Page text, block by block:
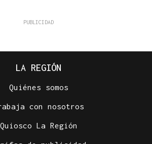
LA REGIÓN
Quiénes somos
con nosotros
Quiosco La Región